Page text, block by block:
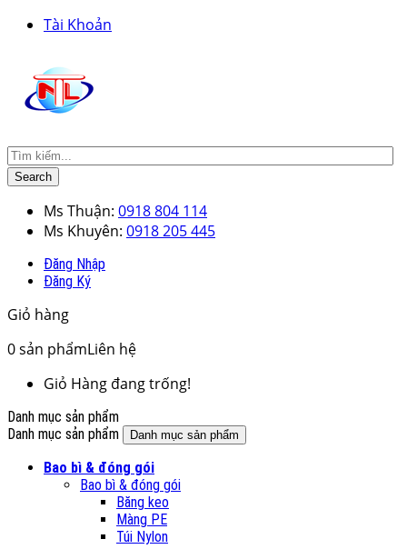
Tài Khoản
Search
Ms Thuận: 0918 804 114
Ms Khuyên: 0918 205 445
Đăng Nhập
Đăng Ký
Giỏ hàng
0sản phẩmLiên hệ
Giỏ Hàng đang trống!
Danh mục sản phẩm
Danh mục sản phẩm
Danh mục sản phẩm
Bao bì & đóng gói
Bao bì & đóng gói
Băng keo
Màng PE
Túi Nylon